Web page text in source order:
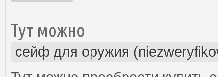
Тут можно
сейф для оружия